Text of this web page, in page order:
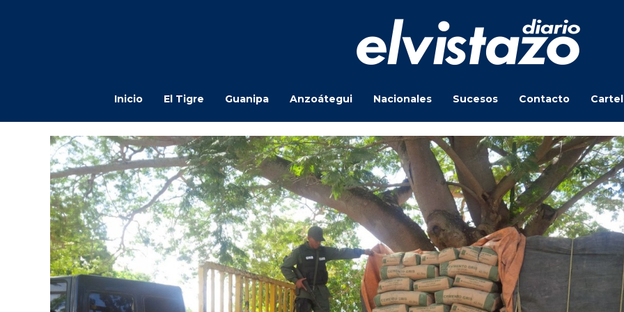
Inicio El Tigre Guanipa Anzoátegui Nacionales Sucesos Contacto